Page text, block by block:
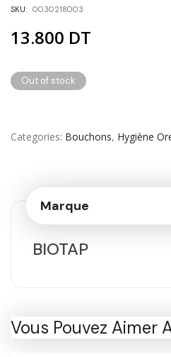
SKU: 0030218003
13.800 DT
Out of stock
Categories Bouchons, Hygiène
Marque
BIOTAP
Vous Pouvez Aimer